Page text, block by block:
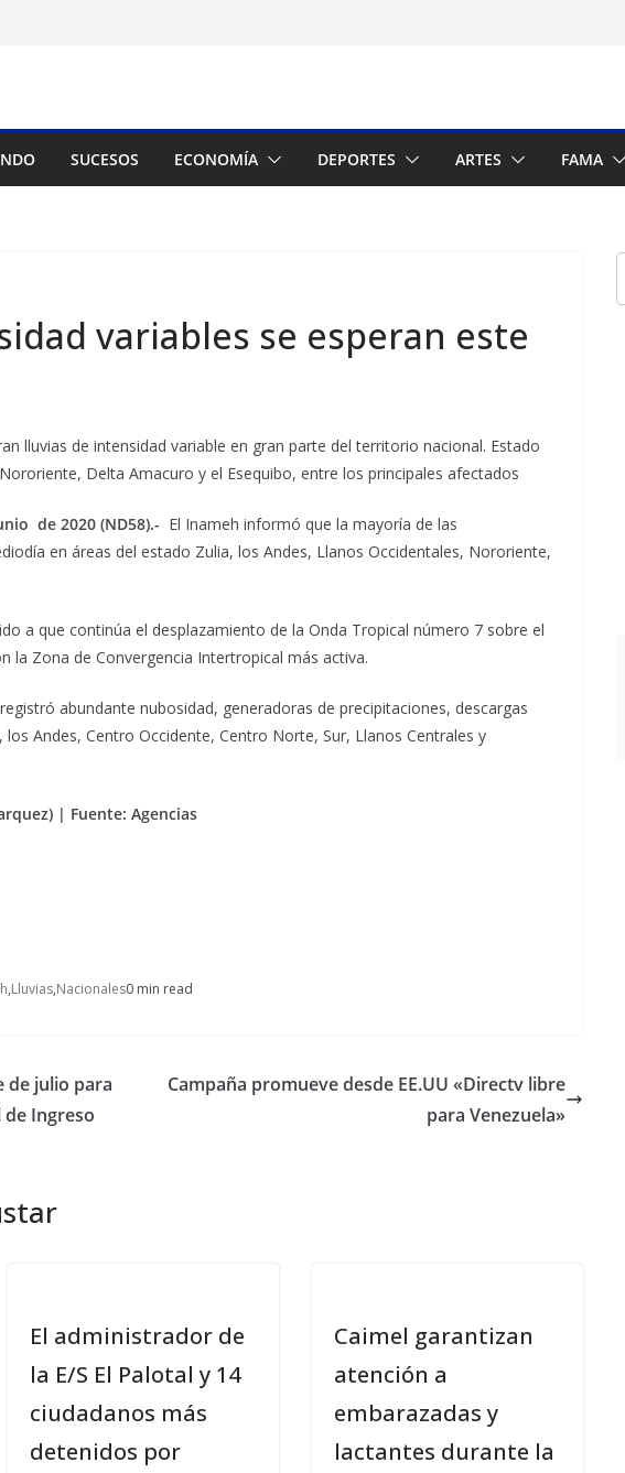
SUCESOS ECONOMÍA DEPORTES ARTES FAMA
variables se esperan este
lluvias de intensidad variable en gran parte del territorio nacional. Estado
Delta Amacuro y el Esequibo, entre los principales afectados
de 2020 (ND58).- El Inameh informó que la mayoría de las
en áreas del estado Zulia, los Andes, Llanos Occidentales, Nororiente,
a que continúa el desplazamiento de la Onda Tropical número 7 sobre el
la Zona de Convergencia Intertropical más activa.
abundante nubosidad, generadoras de precipitaciones, descargas
Andes, Centro Occidente, Centro Norte, Sur, Llanos Centrales y
| Fuente: Agencias
,Lluvias,Nacionales0 min read
de julio para
de Ingreso
Campaña promueve desde EE.UU «Directv libre
para Venezuela»
El administrador de
la E/S El Palotal y 14
ciudadanos más
detenidos por
Caimel garantizan
atención a
embarazadas y
lactantes durante la